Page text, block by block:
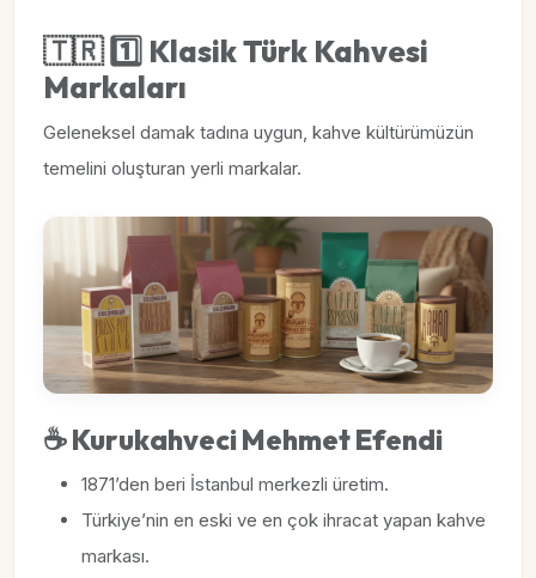
🇹🇷1️⃣ Klasik Türk Kahvesi
Markaları
Geleneksel damak tadına uygun, kahve kültürümüzün
temelini oluşturan yerli markalar.
☕Kurukahveci Mehmet Efendi
1871’den beri İstanbul merkezli üretim.
Türkiye’nin en eski ve en çok ihracat yapan kahve
markası.